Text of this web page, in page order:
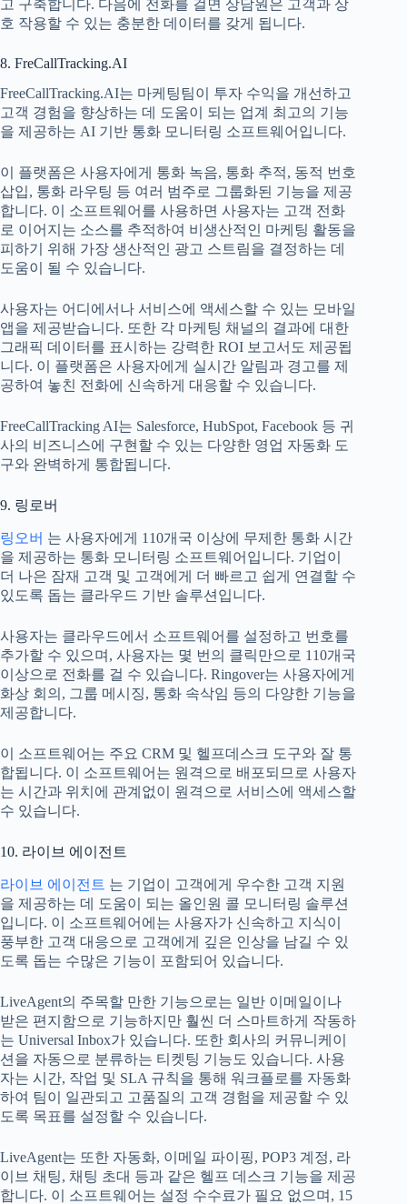
고 구축합니다. 다음에 전화를 걸면 상담원은 고객과 상
호 작용할 수 있는 충분한 데이터를 갖게 됩니다.
8. FreCallTracking.AI
FreeCallTracking.AI는 마케팅팀이 투자 수익을 개선하고
고객 경험을 향상하는 데 도움이 되는 업계 최고의 기능
을 제공하는 AI 기반 통화 모니터링 소프트웨어입니다.
이 플랫폼은 사용자에게 통화 녹음, 통화 추적, 동적 번호
삽입, 통화 라우팅 등 여러 범주로 그룹화된 기능을 제공
합니다. 이 소프트웨어를 사용하면 사용자는 고객 전화
로 이어지는 소스를 추적하여 비생산적인 마케팅 활동을
피하기 위해 가장 생산적인 광고 스트림을 결정하는 데
도움이 될 수 있습니다.
사용자는 어디에서나 서비스에 액세스할 수 있는 모바일
앱을 제공받습니다. 또한 각 마케팅 채널의 결과에 대한
그래픽 데이터를 표시하는 강력한 ROI 보고서도 제공됩
니다. 이 플랫폼은 사용자에게 실시간 알림과 경고를 제
공하여 놓친 전화에 신속하게 대응할 수 있습니다.
FreeCallTracking AI는 Salesforce, HubSpot, Facebook 등 귀
사의 비즈니스에 구현할 수 있는 다양한 영업 자동화 도
구와 완벽하게 통합됩니다.
9. 링로버
링오버 는 사용자에게 110개국 이상에 무제한 통화 시간
을 제공하는 통화 모니터링 소프트웨어입니다. 기업이
더 나은 잠재 고객 및 고객에게 더 빠르고 쉽게 연결할 수
있도록 돕는 클라우드 기반 솔루션입니다.
사용자는 클라우드에서 소프트웨어를 설정하고 번호를
추가할 수 있으며, 사용자는 몇 번의 클릭만으로 110개국
이상으로 전화를 걸 수 있습니다. Ringover는 사용자에게
화상 회의, 그룹 메시징, 통화 속삭임 등의 다양한 기능을
제공합니다.
이 소프트웨어는 주요 CRM 및 헬프데스크 도구와 잘 통
합됩니다. 이 소프트웨어는 원격으로 배포되므로 사용자
는 시간과 위치에 관계없이 원격으로 서비스에 액세스할
수 있습니다.
10. 라이브 에이전트
라이브 에이전트 는 기업이 고객에게 우수한 고객 지원
을 제공하는 데 도움이 되는 올인원 콜 모니터링 솔루션
입니다. 이 소프트웨어에는 사용자가 신속하고 지식이
풍부한 고객 대응으로 고객에게 깊은 인상을 남길 수 있
도록 돕는 수많은 기능이 포함되어 있습니다.
LiveAgent의 주목할 만한 기능으로는 일반 이메일이나
받은 편지함으로 기능하지만 훨씬 더 스마트하게 작동하
는 Universal Inbox가 있습니다. 또한 회사의 커뮤니케이
션을 자동으로 분류하는 티켓팅 기능도 있습니다. 사용
자는 시간, 작업 및 SLA 규칙을 통해 워크플로를 자동화
하여 팀이 일관되고 고품질의 고객 경험을 제공할 수 있
도록 목표를 설정할 수 있습니다.
LiveAgent는 또한 자동화, 이메일 파이핑, POP3 계정, 라
이브 채팅, 채팅 초대 등과 같은 헬프 데스크 기능을 제공
합니다. 이 소프트웨어는 설정 수수료가 필요 없으며, 15